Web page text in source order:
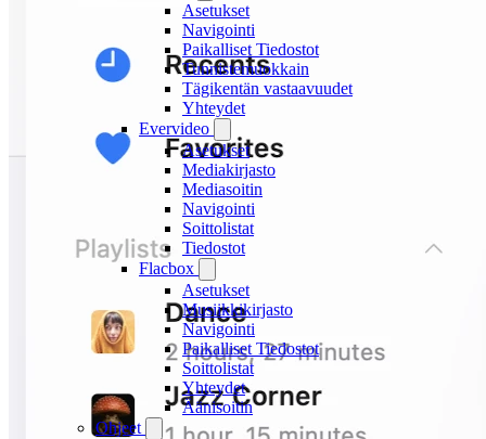
Asetukset
Navigointi
Paikalliset Tiedostot
Tunnistemuokkain
Tägikentän vastaavuudet
Yhteydet
Evervideo
Asetukset
Mediakirjasto
Mediasoitin
Navigointi
Soittolistat
Tiedostot
Flacbox
Asetukset
Musiikkikirjasto
Navigointi
Paikalliset Tiedostot
Soittolistat
Yhteydet
Äänisoitin
Ohjeet